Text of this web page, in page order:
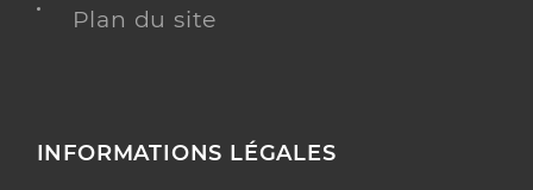
Plan du site
INFORMATIONS LÉGALES